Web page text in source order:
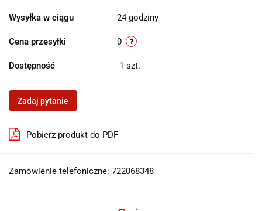
Wysyłka w ciągu 24 godziny
Cena przesyłki 0
Dostępność 1 szt.
Zadaj pytanie
Pobierz produkt do PDF
Zamówienie telefoniczne: 722068348